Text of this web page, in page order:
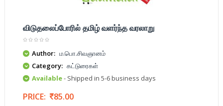
விடுதலைப்போரில் தமிழ் வளர்ந்த வரலாறு
Author: ம.பொ.சிவஞானம்
Category: கட்டுரைகள்
Available- Shipped in 5-6 business days
PRICE: 85.00